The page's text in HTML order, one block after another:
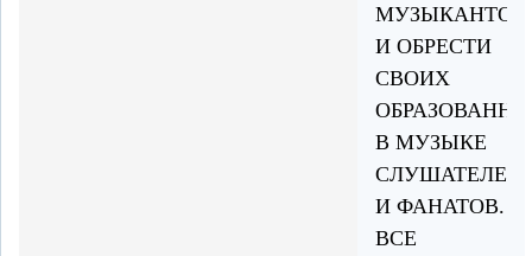
МУЗЫКАНТОВ
И ОБРЕСТИ
СВОИХ
В МУЗЫКЕ
СЛУШАТЕЛЕЙ
И ФАНАТОВ.
ВСЕ